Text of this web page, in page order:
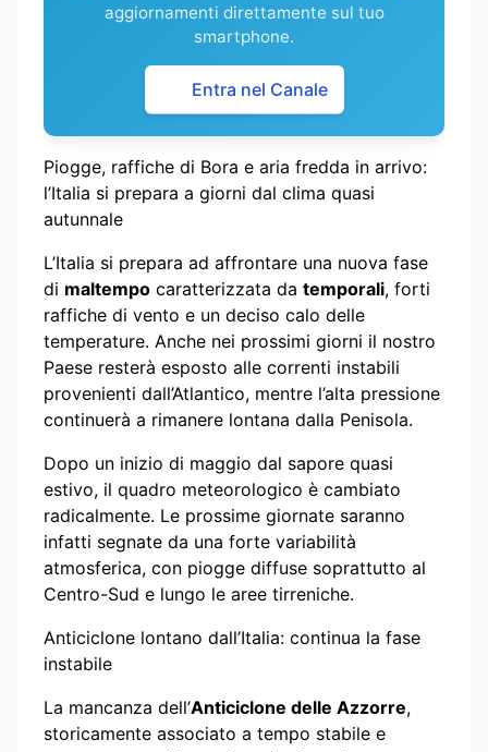
aggiornamenti direttamente sul tuo
smartphone.
Entra nel Canale
Piogge, raffiche di Bora e aria fredda in arrivo:
l’Italia si prepara a giorni dal clima quasi
autunnale
L’Italia si prepara ad affrontare una nuova fase
di maltempo caratterizzata da temporali, forti
raffiche di vento e un deciso calo delle
temperature. Anche nei prossimi giorni il nostro
Paese resterà esposto alle correnti instabili
provenienti dall’Atlantico, mentre l’alta pressione
continuerà a rimanere lontana dalla Penisola.
Dopo un inizio di maggio dal sapore quasi
estivo, il quadro meteorologico è cambiato
radicalmente. Le prossime giornate saranno
infatti segnate da una forte variabilità
atmosferica, con piogge diffuse soprattutto al
Centro-Sud e lungo le aree tirreniche.
Anticiclone lontano dall’Italia: continua la fase
instabile
La mancanza dell’Anticiclone delle Azzorre,
storicamente associato a tempo stabile e